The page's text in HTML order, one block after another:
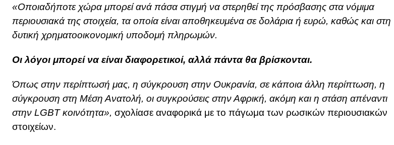
«Οποιαδήποτε χώρα μπορεί ανά πάσα στιγμή να στερηθεί της πρόσβασης στα νόμιμα
περιουσιακά της στοιχεία, τα οποία είναι αποθηκευμένα σε δολάρια ή ευρώ, καθώς και στη
δυτική χρηματοοικονομική υποδομή πληρωμών.
Οι λόγοι μπορεί να είναι διαφορετικοί, αλλά πάντα θα βρίσκονται.
Όπως στην περίπτωσή μας, η σύγκρουση στην Ουκρανία, σε κάποια άλλη περίπτωση, η
σύγκρουση στη Μέση Ανατολή, οι συγκρούσεις στην Αφρική, ακόμη και η στάση απέναντι
στην LGBT κοινότητα», σχολίασε αναφορικά με το πάγωμα των ρωσικών περιουσιακών
στοιχείων.